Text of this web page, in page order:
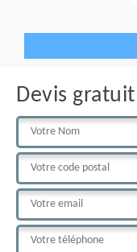
Devis gratuit